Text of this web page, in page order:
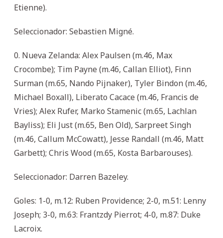
Etienne).
Seleccionador: Sebastien Migné.
0. Nueva Zelanda: Alex Paulsen (m.46, Max
Crocombe); Tim Payne (m.46, Callan Elliot), Finn
Surman (m.65, Nando Pijnaker), Tyler Bindon (m.46,
Michael Boxall), Liberato Cacace (m.46, Francis de
Vries); Alex Rufer, Marko Stamenic (m.65, Lachlan
Bayliss); Eli Just (m.65, Ben Old), Sarpreet Singh
(m.46, Callum McCowatt), Jesse Randall (m.46, Matt
Garbett); Chris Wood (m.65, Kosta Barbarouses).
Seleccionador: Darren Bazeley.
Goles: 1-0, m.12: Ruben Providence; 2-0, m.51: Lenny
Joseph; 3-0, m.63: Frantzdy Pierrot; 4-0, m.87: Duke
Lacroix.